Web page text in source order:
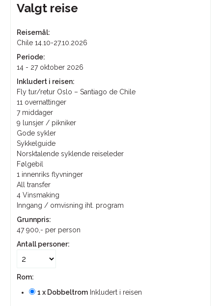
Valgt reise
Reisemål:
Chile 14.10-27.10.2026
Periode:
14 - 27 oktober 2026
Inkludert i reisen:
Fly tur/retur Oslo – Santiago de Chile
11 overnattinger
7 middager
9 lunsjer / pikniker
Gode sykler
Sykkelguide
Norsktalende syklende reiseleder
Følgebil
1 innenriks flyvninger
All transfer
4 Vinsmaking
Inngang / omvisning iht. program
Grunnpris:
47 900,- per person
Antall personer:
Rom:
1 x Dobbeltrom Inkludert i reisen